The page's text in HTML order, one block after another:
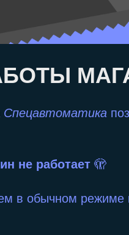
Спецавтоматика
не работает 🫣
в обычном режиме